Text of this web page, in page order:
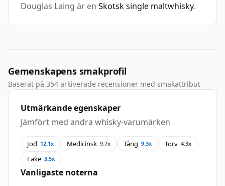
Douglas Laing är en Skotsk single maltwhisky.
Gemenskapens smakprofil
Baserat på 354 arkiverade recensioner med smakattribut
Utmärkande egenskaper
Jämfört med andra whisky-varumärken
Jod 12.1x Medicinsk 9.7x Tång 9.3x Torv 4.3x
Lake 3.5x
Vanligaste noterna